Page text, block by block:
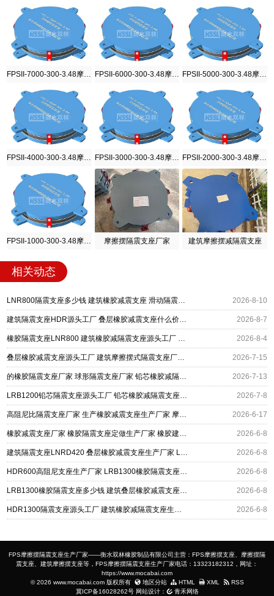
FPSII-6000-300-3.48摩擦摆隔震支座
FPSII-3000-300-3.48摩擦摆隔震支座
摩擦摆隔震支座厂家 建筑摩擦摆减隔震支座
相关动态
LNR800隔震支座多少钱 建筑橡胶减震支座 滑动隔震支座 2026-8-10
建筑隔震支座HDR源头工厂 叠层橡胶减震支座什么价格 抗拔减震支座厂家 2026-8-7
橡胶隔震支座LNR800 建筑橡胶减隔震支座源头工厂 LNR隔震支座1000(II型)源头工厂 2026-8-4
叠层橡胶减震支座源头工厂 建筑摩擦摆式隔震支座厂家 水平力分散型橡胶隔震支座 2026-7-15
的橡胶隔震支座厂家 球形隔震支座厂家 铅芯橡胶减隔震支座源头工厂 2026-7-13
LRB1200铅芯隔震支座源头工厂 铅芯橡胶减隔震支座什么价格 水平力分散力型LNR橡胶隔震支座 2026-7-8
高阻尼比隔震支座厂家 生产橡胶减震支座生产厂家 摩擦摆减隔震球型支座生产厂家 2026-6-17
橡胶减震支座厂家 橡胶隔震支座定做生产厂家 橡胶建筑隔震支座 2026-6-8
建筑隔震支座LNRD420 叠层橡胶减震支座生产厂家 LRB900-II型隔震支座厂家 2026-6-8
HDR600高阻尼支座生产厂家 LRB1300橡胶隔震支座什么价格 建筑橡胶减隔震支座生产厂家 2026-6-8
LRB1300橡胶隔震支座多少钱 建筑叠层橡胶减震支座源头工厂 铅芯减橡胶隔震支座厂家 2026-6-8
HDR1300隔震支座源头工厂 建筑橡胶减隔震支座生产厂家 摩擦摆建筑隔震支座厂家 2026-6-8
FPS摩擦摆隔震支座生产厂家——衡水双林橡胶制品有限公司主营：FPS摩擦摆支座、摩擦摆隔
震支座、建筑摩擦摆支座等，FPS摩擦摆隔震支座生产厂家电话：13323182312，网址：
https://www.mocabai.com
© 2026 www.mocabai.com 版权所有
地区分站 HTML XML
RSS
冀ICP备16028262号网站设计： 青禾网络